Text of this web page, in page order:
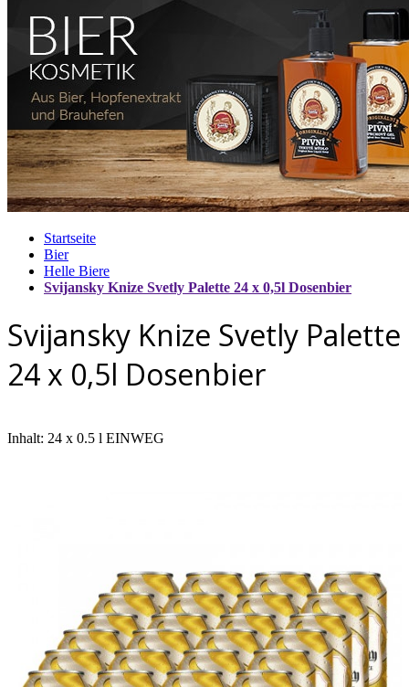
Startseite
Bier
Helle Biere
Svijansky Knize Svetly Palette 24 x 0,5l Dosenbier
Svijansky Knize Svetly Palette
24 x 0,5l Dosenbier
Inhalt: 24 x 0.5 l EINWEG